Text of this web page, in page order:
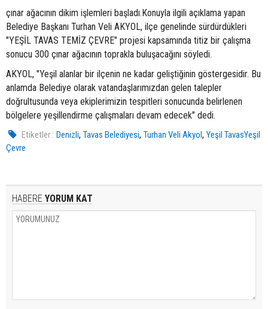
çınar ağacının dikim işlemleri başladı.Konuyla ilgili açıklama yapan
Belediye Başkanı Turhan Veli AKYOL, ilçe genelinde sürdürdükleri
"YEŞİL TAVAS TEMİZ ÇEVRE" projesi kapsamında titiz bir çalışma
sonucu 300 çınar ağacının toprakla buluşacağını söyledi.
AKYOL, "Yeşil alanlar bir ilçenin ne kadar geliştiğinin göstergesidir. Bu
anlamda Belediye olarak vatandaşlarımızdan gelen talepler
doğrultusunda veya ekiplerimizin tespitleri sonucunda belirlenen
bölgelere yeşillendirme çalışmaları devam edecek" dedi.
Etiketler : Denizli,Tavas Belediyesi,Turhan Veli Akyol,Yeşil TavasYeşil
Çevre
HABERE YORUM KAT